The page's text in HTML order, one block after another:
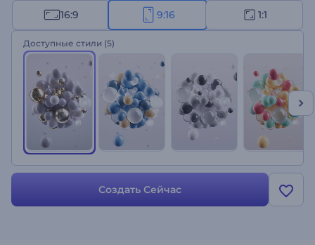
подходит для оформления рекламных роликов для ТВ,
вступления к презентациям, интро/конечных заставок для
каналов, промоакций для компаний и многого другого. Интро,
привлекающее внимание — все, что вам нужно, чтобы ваш
проект имел успех. Создайте свое интро!
16:9 9:16 1:1
Доступные стили (5)
Создать Сейчас